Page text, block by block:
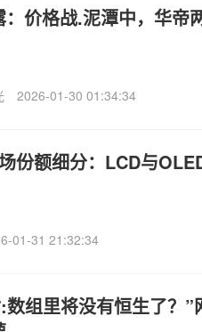
：价格战.泥潭中，华帝
2026-01-30 01:34:34
份额细分：LCD与
01-31 21:32:34
数组里将没有恒生了？